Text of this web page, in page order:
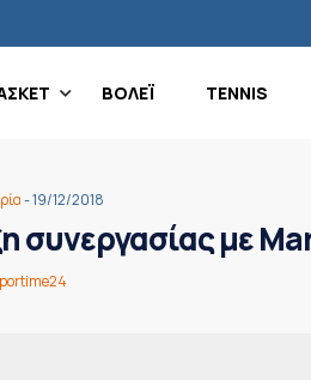
ΒΟΛΕΪ TENNIS
- 19/12/2018
συνεργασίας με